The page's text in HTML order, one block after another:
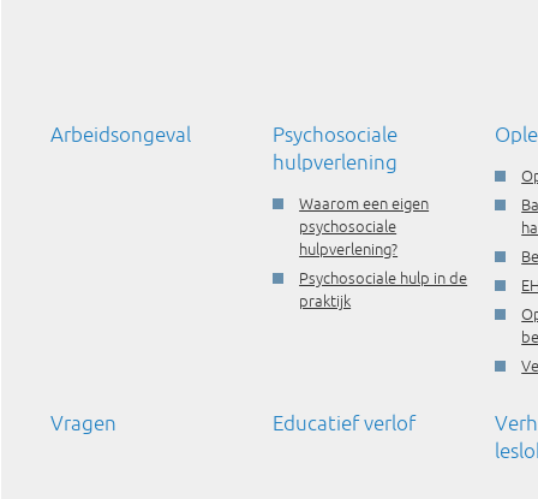
Arbeidsongeval
Psychosociale
hulpverlening
Waarom een eigen
psychosociale
hulpverlening?
Psychosociale hulp in de
praktijk
Vragen Educatief verlof